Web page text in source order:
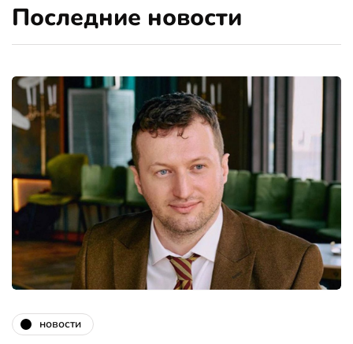
Последние новости
новости